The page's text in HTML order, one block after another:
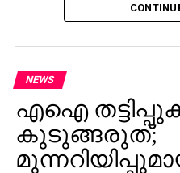
NEWS
എഐ
കുടുങ്ങരുത്;